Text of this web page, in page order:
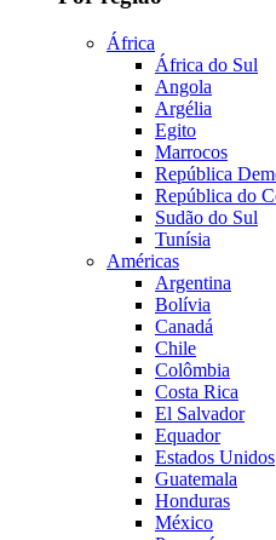
África
África do Sul
Angola
Argélia
Egito
Marrocos
República
República do
Sudão do Sul
Tunísia
Américas
Argentina
Bolívia
Canadá
Chile
Colômbia
Costa Rica
El Salvador
Equador
Estados Unidos
Guatemala
Honduras
México